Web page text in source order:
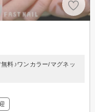
料♪ワンカラー/マグネッ